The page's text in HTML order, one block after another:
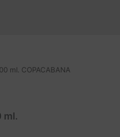
ml. COPACABANA
ml.